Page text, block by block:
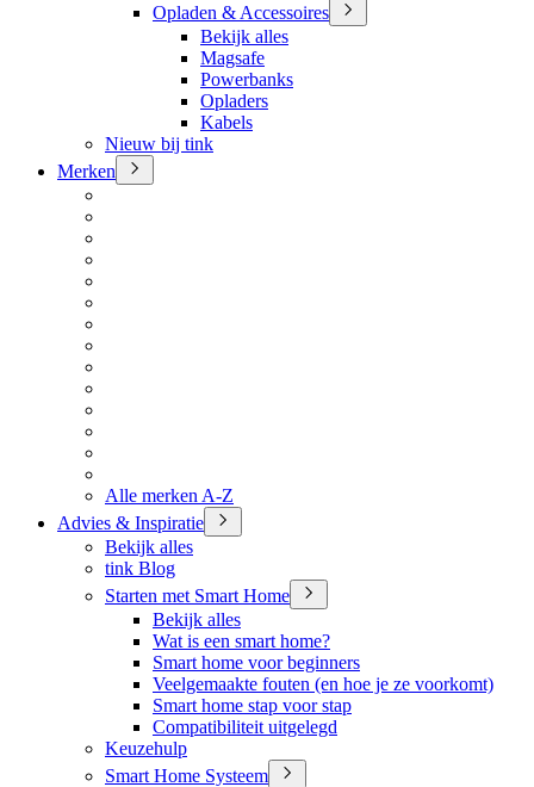
Opladen & Accessoires
Bekijk alles
Magsafe
Powerbanks
Opladers
Kabels
Nieuw bij tink
Merken
Alle merken A-Z
Advies & Inspiratie
Bekijk alles
tink Blog
Starten met Smart Home
Bekijk alles
Wat is een smart home?
Smart home voor beginners
Veelgemaakte fouten (en hoe je ze voorkomt)
Smart home stap voor stap
Compatibiliteit uitgelegd
Keuzehulp
Smart Home Systeem